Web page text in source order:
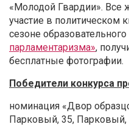
«Молодой Гвардии». Все
участие в политическом
сезоне
парламентаризма»,
бесплатные фотографии.
Победители конкурса
номинация «Двор
Парковый, 35,